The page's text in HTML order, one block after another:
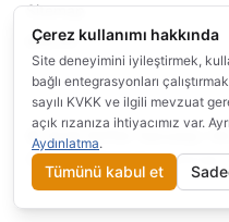
Sitemap
llms.txt
© 2026 INFRA Teknoloji /
Çerez Tercihlerim·Bu site
Çerez kullanımı hakkında
Site deneyimini iyileştirmek,
bağlı entegrasyonları
sayılı KVKK ve ilgili mevzuat
açık rızanıza ihtiyacımız var.
Aydınlatma.
Tümünü kabul et